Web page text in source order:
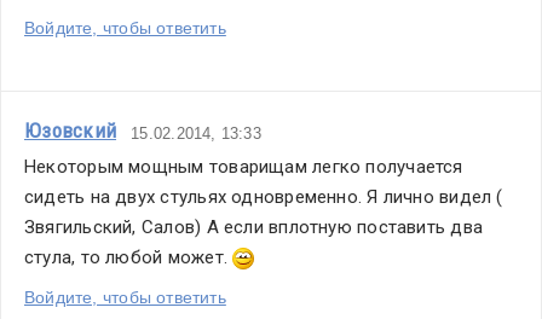
Войдите, чтобы ответить
Юзовский 15.02.2014, 13:33
Некоторым мощным товарищам легко получается
сидеть на двух стульях одновременно. Я лично видел (
Звягильский, Салов) А если вплотную поставить два
стула, то любой может.
Войдите, чтобы ответить